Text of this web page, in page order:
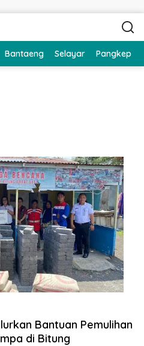
Bantaeng Selayar Pangkep
Bantuan Pemulihan
di Bitung